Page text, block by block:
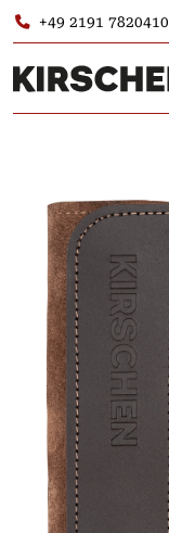
+49 2191 7820410